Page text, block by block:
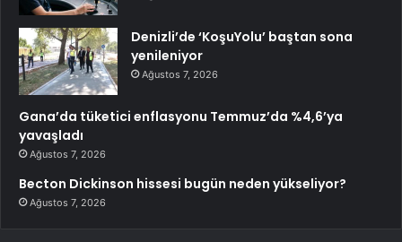
Denizli’de ‘KoşuYolu’ baştan sona
yenileniyor
Ağustos 7, 2026
Gana’da tüketici enflasyonu Temmuz’da %4,6’ya
yavaşladı
Ağustos 7, 2026
Becton Dickinson hissesi bugün neden yükseliyor?
Ağustos 7, 2026